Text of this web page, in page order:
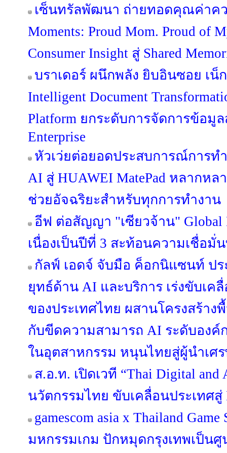
เซ็นทรัลพัฒนา ถ่ายทอดคุณค่าค
Moments: Proud Mom. Proud of
Consumer Insight สู่ Shared
บราเดอร์ ผนึกพลัง ยิบอินซอย เน็
Intelligent Document
Platform ยกระดับการจัดการข้อมู
Enterprise
หัวเว่ยต่อยอดประสบการณ์การท
AI สู่ HUAWEI MatePad หลากห
ช่วยอัจฉริยะสำหรับทุกการทำงาน
อีฟ ต่อสัญญา "เซียวจ้าน" Global
เนื่องเป็นปีที่ 3 สะท้อนความเชื่อมั่
กัลฟ์ เอดจ์ จับมือ ค็อกนิแซนท์ ป
ยุทธ์ด้าน AI และบริการ เร่งขับเค
ของประเทศไทย ผสานโครงสร้า
กับขีดความสามารถ AI ระดับองค์
ในอุตสาหกรรม หนุนไทยสู่ผู้นำเศ
ส.อ.ท. เปิดเวที “Thai Digital and
นวัตกรรมไทย ขับเคลื่อนประเทศสู่
gamescom asia x Thailand
มหกรรมเกม ปักหมุดกรุงเทพเป็น